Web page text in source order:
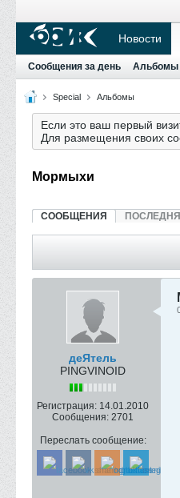
Новости
Сообщения за день Альбомы
Special Альбомы
Если это ваш первый
Для размещения своих
Мормыхи
СООБЩЕНИЯ
деЯтель
PINGVINOID
Регистрация: 14.01.2010
Сообщения: 2701
Переслать сообщение: